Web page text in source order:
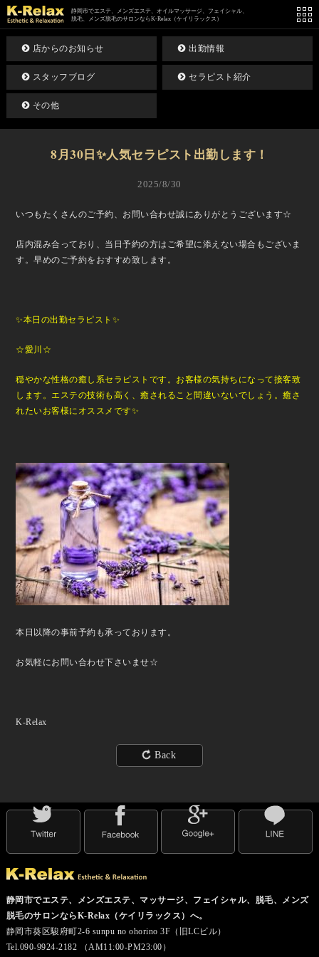
静岡市でエステ、メンズエステ、オイルマッサージ、フェイシャル、
脱毛、メンズ脱毛のサロンならK-Relax（ケイリラックス）
店からのお知らせ 出勤情報
スタッフブログ セラピスト紹介
その他
8月30日✨人気セラピスト出勤します！
2025/8/30
いつもたくさんのご予約、お問い合わせ誠にありがとうございます☆
店内混み合っており、当日予約の方はご希望に添えない場合もございま
す。早めのご予約をおすすめ致します。
✨本日の出勤セラピスト✨
☆愛川☆
穏やかな性格の癒し系セラピストです。お客様の気持ちになって接客致
します。エステの技術も高く、癒されること間違いないでしょう。癒さ
れたいお客様にオススメです✨
本日以降の事前予約も承っております。
お気軽にお問い合わせ下さいませ☆
K-Relax
Back
静岡市でエステ、メンズエステ、マッサージ、フェイシャル、脱毛、メンズ
脱毛のサロンならK-Relax（ケイリラックス）へ。
静岡市葵区駿府町2-6 sunpu no ohorino 3F（旧LCビル）
Tel.090-9924-2182 （AM11:00-PM23:00）